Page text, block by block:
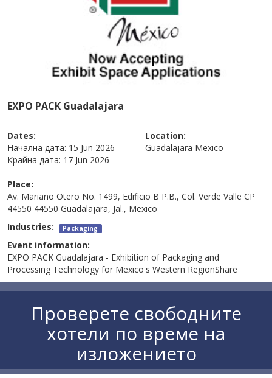
EXPO PACK Guadalajara
Dates:
Начална дата: 15 Jun 2026
Крайна дата: 17 Jun 2026
Location:
Guadalajara Mexico
Place:
Av. Mariano Otero No. 1499, Edificio B P.B., Col. Verde Valle CP
44550 44550 Guadalajara, Jal., Mexico
Industries: Packaging
Event information:
EXPO PACK Guadalajara - Exhibition of Packaging and
Processing Technology for Mexico's Western RegionShare
Проверете свободните
хотели по време на
изложението